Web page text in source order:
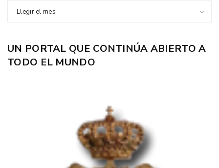
Elegir el mes
UN PORTAL QUE CONTINÚA ABIERTO A
TODO EL MUNDO